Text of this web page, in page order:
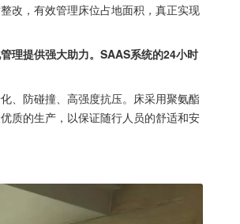
改，有效管理床位占地面积，真正实现
理提供强大助力。SAAS系统的24小时
、防碰撞、高强度抗压。床采用聚氨酯
质的生产，以保证随行人员的舒适和安